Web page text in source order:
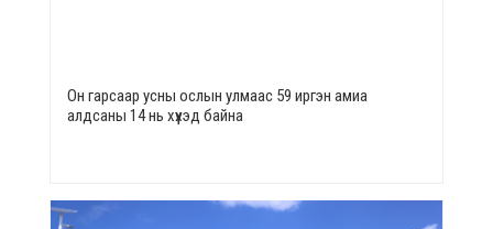
Он гарсаар усны ослын улмаас 59 иргэн амиа
алдсаны 14 нь хүүхэд байна